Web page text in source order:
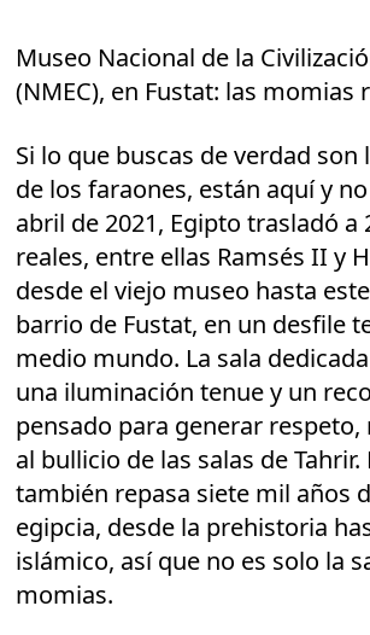
Museo Nacional de la
(NMEC), en Fustat: las momias
Si lo que buscas de verdad son
de los faraones, están aquí y no
abril de 2021, Egipto trasladó a
reales, entre ellas Ramsés II y
desde el viejo museo hasta
barrio de Fustat, en un desfile
medio mundo. La sala
una iluminación tenue y un
pensado para generar
al bullicio de las salas de Tahrir.
también repasa siete mil años
egipcia, desde la prehistoria
islámico, así que no es solo la
momias.